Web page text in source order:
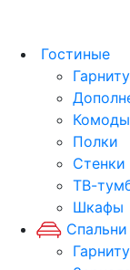
Гостиные
Комоды
Полки
Стенки
ТВ-
Шкафы
Спальни